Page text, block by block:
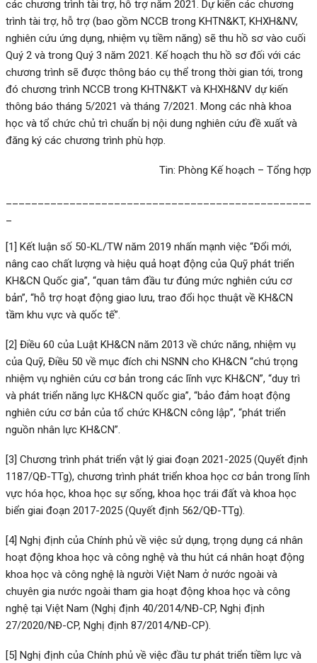
các chương trình tài trợ, hỗ trợ năm 2021. Dự kiến các chương
trình tài trợ, hỗ trợ (bao gồm NCCB trong KHTN&KT, KHXH&NV,
nghiên cứu ứng dụng, nhiệm vụ tiềm năng) sẽ thu hồ sơ vào cuối
Quý 2 và trong Quý 3 năm 2021. Kế hoạch thu hồ sơ đối với các
chương trình sẽ được thông báo cụ thể trong thời gian tới, trong
đó chương trình NCCB trong KHTN&KT và KHXH&NV dự kiến
thông báo tháng 5/2021 và tháng 7/2021. Mong các nhà khoa
học và tổ chức chủ trì chuẩn bị nội dung nghiên cứu đề xuất và
đăng ký các chương trình phù hợp.
Tin: Phòng Kế hoạch – Tổng hợp
[1]
Kết luận số 50-KL/TW năm 2019 nhấn mạnh việc “Đổi mới,
nâng cao chất lượng và hiệu quả hoạt động của Quỹ phát triển
KH&CN Quốc gia”, “quan tâm đầu tư đúng mức nghiên cứu cơ
bản”, “hỗ trợ hoạt động giao lưu, trao đổi học thuật về KH&CN
tầm khu vực và quốc tế”.
[2] Điều 60 của Luật KH&CN năm 2013 về chức năng, nhiệm vụ
của Quỹ, Điều 50 về mục đích chi NSNN cho KH&CN “chú trọng
nhiệm vụ nghiên cứu cơ bản trong các lĩnh vực KH&CN”, “duy trì
và phát triển năng lực KH&CN quốc gia”, “bảo đảm hoạt động
nghiên cứu cơ bản của tổ chức KH&CN công lập”, “phát triển
nguồn nhân lực KH&CN”.
[3] Chương trình phát triển vật lý giai đoạn 2021-2025 (Quyết định
1187/QĐ-TTg), chương trình phát triển khoa học cơ bản trong lĩnh
vực hóa học, khoa học sự sống, khoa học trái đất và khoa học
biển giai đoạn 2017-2025 (Quyết định 562/QĐ-TTg).
[4] Nghị định của Chính phủ về việc sử dụng, trọng dụng cá nhân
hoạt động khoa học và công nghệ và thu hút cá nhân hoạt động
khoa học và công nghệ là người Việt Nam ở nước ngoài và
chuyên gia nước ngoài tham gia hoạt động khoa học và công
nghệ tại Việt Nam (Nghị định 40/2014/NĐ-CP, Nghị định
27/2020/NĐ-CP, Nghị định 87/2014/NĐ-CP).
[5] Nghị định của Chính phủ về việc đầu tư phát triển tiềm lực và